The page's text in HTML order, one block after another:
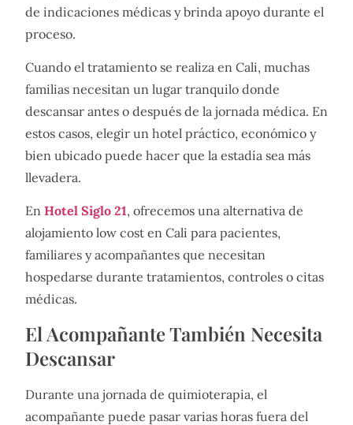
de indicaciones médicas y brinda apoyo durante el
proceso.
Cuando el tratamiento se realiza en Cali, muchas
familias necesitan un lugar tranquilo donde
descansar antes o después de la jornada médica. En
estos casos, elegir un hotel práctico, económico y
bien ubicado puede hacer que la estadía sea más
llevadera.
En Hotel Siglo 21, ofrecemos una alternativa de
alojamiento low cost en Cali para pacientes,
familiares y acompañantes que necesitan
hospedarse durante tratamientos, controles o citas
médicas.
El Acompañante También Necesita
Descansar
Durante una jornada de quimioterapia, el
acompañante puede pasar varias horas fuera del